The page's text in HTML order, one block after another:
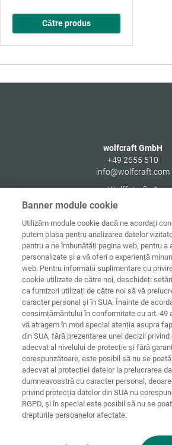
Către produs
wolfcraft GmbH
+49 2655 510
info@wolfcraft.com
Wolffstraße 1
56746
Acasă
Date de
contact
Termeni și
condiții
Directive
privind cookie-
urile
Declarație
privind
accesibilitatea
Banner module cookie
Utilizăm module cookie dacă ne acordați
putem plasa pentru analizarea datelor
pentru a ne îmbunătăți pagina web, pentru a
personalizate și a vă oferi o experiență
web. Pentru informații suplimentare cu
cookie utilizate de către noi, deschideți
ca furnizori utilizați de către noi să vă
caracter personal și în SUA. Înainte de
consimțământului în conformitate cu art. 49
vă atragem în mod special atenția asupra
din SUA, fără prezentarea unei decizii privind
adecvat al nivelului de protecție și fără
corespunzătoare, este posibil să nu se poată
adecvat al protecției datelor la prelucrarea
dumneavoastră cu caracter personal,
privind protecția datelor din SUA nu
RGPD, şi în special este posibil să nu se
drepturile persoanelor afectate.